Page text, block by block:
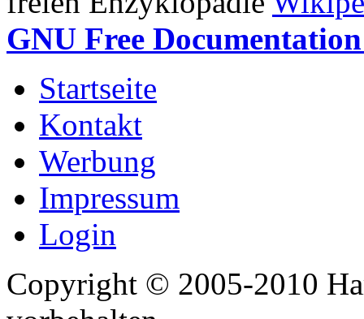
GNU Free
Startseite
Kontakt
Werbung
Impressum
Login
Copyright © 2005-2010